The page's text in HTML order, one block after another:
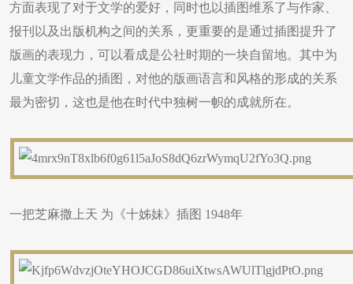
方面表现了对于文学的爱好，同时也以插图维系了与作家、
报刊以及出版机构之间的关系，更重要的是通过插图提升了
版画的表现力，可以看成是公社时期的一块自留地。其中为
儿童文学作品的插图，对他的版画语言和风格的形成的关系
最为密切，这也是他在时代中独树一帜的成就所在。
一把芝麻撒上天 为《十姊妹》插图 1948年